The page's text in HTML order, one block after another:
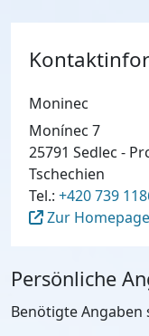
Persönliche
Benötigte Angaben
Moninec
Monínec 7
25791 Sedlec -
Tschechien
Tel.: +420 739
Zur Homepage